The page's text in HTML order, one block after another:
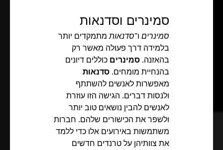
סמינרים וסדנאות
סמינרים ו־סדנאות מתמקדים יותר
בלמידה דרך פעולה מאשר רק
בהאזנה. סמינרים כוללים דיונים
בהנחיית מומחים. סדנאות
מאפשרות לאנשים להשתתף
ולנסות דברים. הגישה הזו עוזרת
לאנשים להבין נושאים טוב יותר
ולשפר את הכישורים שלהם. חברות
משתמשות באירועים אלו כדי ללמד
את צוותיהן על טרנדים חדשים